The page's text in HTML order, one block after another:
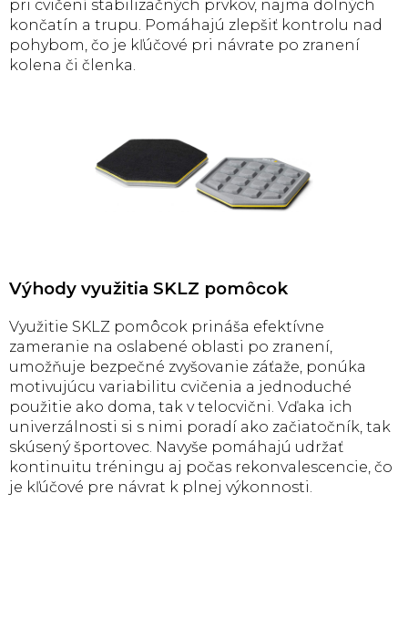
pri cvičení stabilizačných prvkov, najmä dolných
končatín a trupu. Pomáhajú zlepšiť kontrolu nad
pohybom, čo je kľúčové pri návrate po zranení
kolena či členka.
Výhody využitia SKLZ pomôcok
Využitie SKLZ pomôcok prináša efektívne
zameranie na oslabené oblasti po zranení,
umožňuje bezpečné zvyšovanie záťaže, ponúka
motivujúcu variabilitu cvičenia a jednoduché
použitie ako doma, tak v telocvični. Vďaka ich
univerzálnosti si s nimi poradí ako začiatočník, tak
skúsený športovec. Navyše pomáhajú udržať
kontinuitu tréningu aj počas rekonvalescencie, čo
je kľúčové pre návrat k plnej výkonnosti.